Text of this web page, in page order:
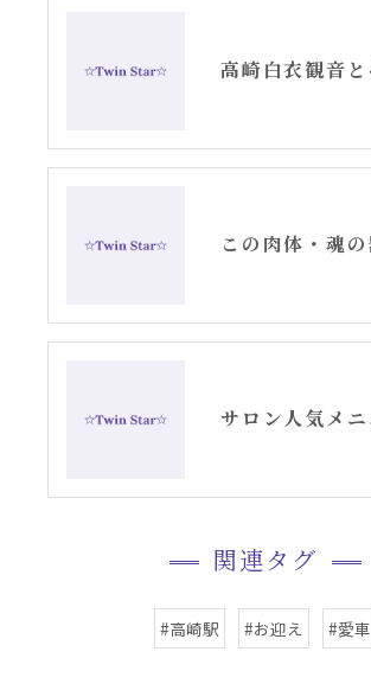
関連タグ
#高崎駅 #お迎え #愛車